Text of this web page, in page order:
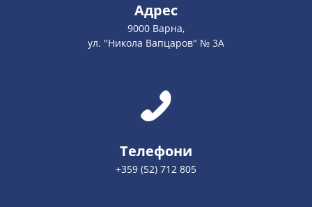
Адрес
9000 Варна,
ул. "Никола Вапцаров" № 3А
Телефони
+359 (52) 712 805